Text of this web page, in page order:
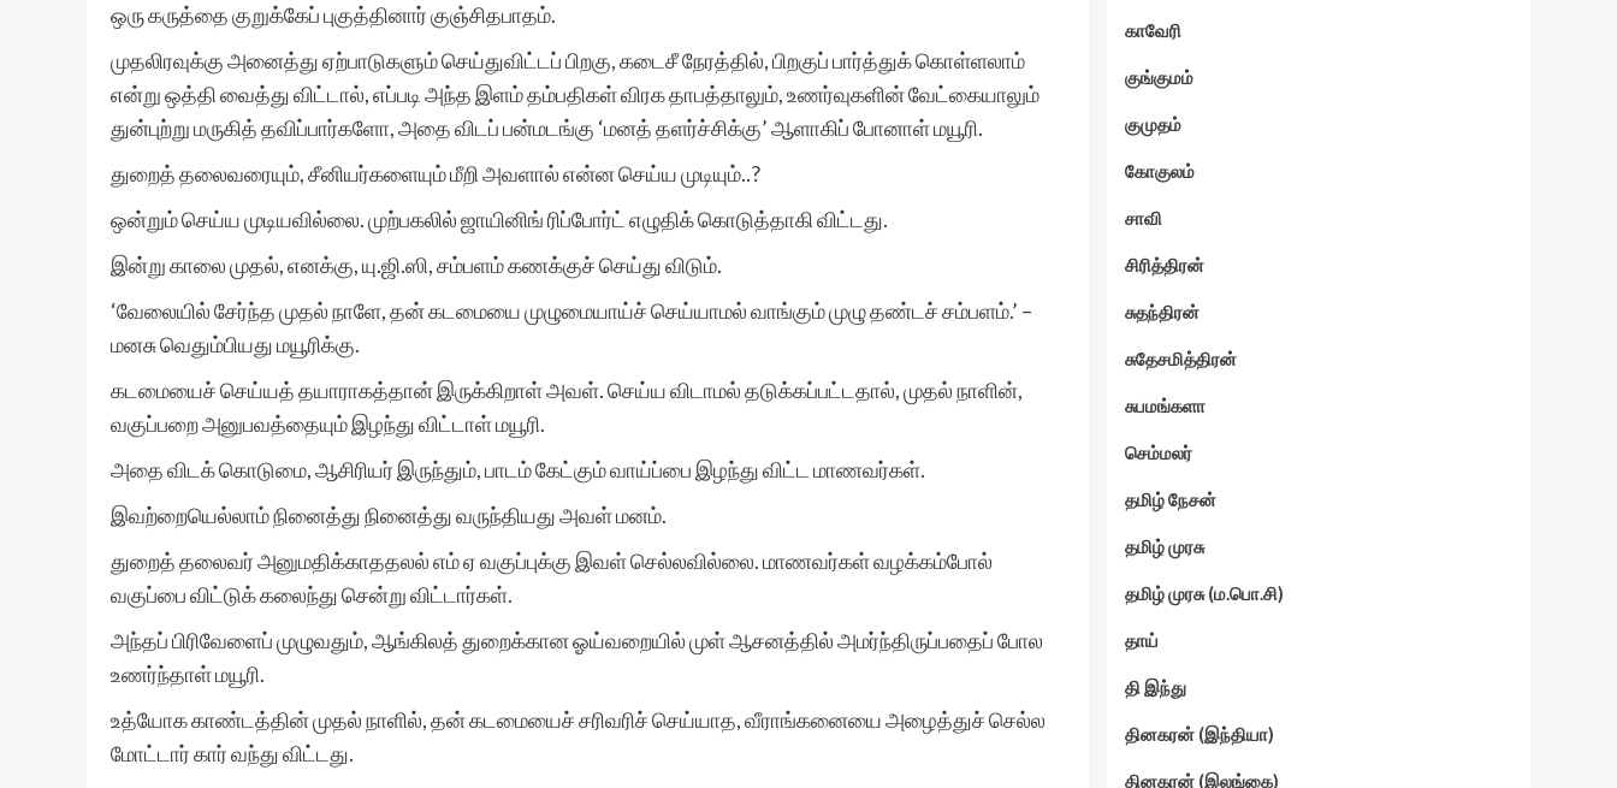
ஒரு கருத்தை குறுக்கேப் புகுத்தினார் குஞ்சிதபாதம்.
முதலிரவுக்கு அனைத்து ஏற்பாடுகளும் செய்துவிட்டப் பிறகு, கடைசீ நேரத்தில், பிறகுப் பார்த்துக் கொள்ளலாம்
என்று ஒத்தி வைத்து விட்டால், எப்படி அந்த இளம் தம்பதிகள் விரக தாபத்தாலும், உணர்வுகளின் வேட்கையாலும்
துன்புற்று மருகித் தவிப்பார்களோ, அதை விடப் பன்மடங்கு ‘மனத் தளர்ச்சிக்கு’ ஆளாகிப் போனாள் மயூரி.
துறைத் தலைவரையும், சீனியர்களையும் மீறி அவளால் என்ன செய்ய முடியும்..?
ஒன்றும் செய்ய முடியவில்லை. முற்பகலில் ஜாயினிங் ரிப்போர்ட் எழுதிக் கொடுத்தாகி விட்டது.
இன்று காலை முதல், எனக்கு, யு.ஜி.ஸி, சம்பளம் கணக்குச் செய்து விடும்.
‘வேலையில் சேர்ந்த முதல் நாளே, தன் கடமையை முழுமையாய்ச் செய்யாமல் வாங்கும் முழு தண்டச் சம்பளம்.’ –
மனசு வெதும்பியது மயூரிக்கு.
கடமையைச் செய்யத் தயாராகத்தான் இருக்கிறாள் அவள். செய்ய விடாமல் தடுக்கப்பட்டதால், முதல் நாளின்,
வகுப்பறை அனுபவத்தையும் இழந்து விட்டாள் மயூரி.
அதை விடக் கொடுமை, ஆசிரியர் இருந்தும், பாடம் கேட்கும் வாய்ப்பை இழந்து விட்ட மாணவர்கள்.
இவற்றையெல்லாம் நினைத்து நினைத்து வருந்தியது அவள் மனம்.
துறைத் தலைவர் அனுமதிக்காததலல் எம் ஏ வகுப்புக்கு இவள் செல்லவில்லை. மாணவர்கள் வழக்கம்போல்
வகுப்பை விட்டுக் கலைந்து சென்று விட்டார்கள்.
அந்தப் பிரிவேளைப் முழுவதும், ஆங்கிலத் துறைக்கான ஓய்வறையில் முள் ஆசனத்தில் அமர்ந்திருப்பதைப் போல
உணர்ந்தாள் மயூரி.
உத்யோக காண்டத்தின் முதல் நாளில், தன் கடமையைச் சரிவரிச் செய்யாத, வீராங்கனையை அழைத்துச் செல்ல
மோட்டார் கார் வந்து விட்டது.
காவேரி
குங்குமம்
குமுதம்
கோகுலம்
சாவி
சிரித்திரன்
சுதந்திரன்
சுதேசமித்திரன்
சுபமங்களா
செம்மலர்
தமிழ் நேசன்
தமிழ் முரசு
தமிழ் முரசு (ம.பொ.சி)
தாய்
தி இந்து
தினகரன் (இந்தியா)
தினகரன் (இலங்கை)